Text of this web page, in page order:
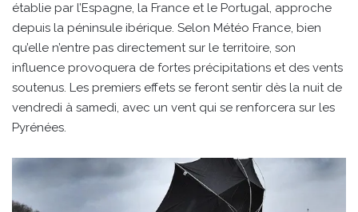
établie par l’Espagne, la France et le Portugal, approche
depuis la péninsule ibérique. Selon Météo France, bien
qu’elle n’entre pas directement sur le territoire, son
influence provoquera de fortes précipitations et des vents
soutenus. Les premiers effets se feront sentir dès la nuit de
vendredi à samedi, avec un vent qui se renforcera sur les
Pyrénées.